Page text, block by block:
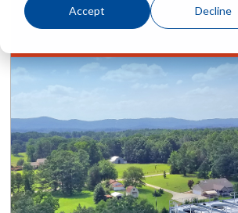
Accept Decline